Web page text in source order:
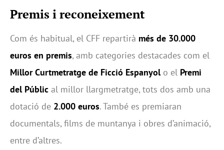
Premis i reconeixement
Com és habitual, el CFF repartirà més de 30.000
euros en premis, amb categories destacades com el
Millor Curtmetratge de Ficció Espanyolo el Premi
del Públic al millor llargmetratge, tots dos amb una
dotació de 2.000 euros. També es premiaran
documentals, films de muntanya i obres d’animació,
entre d’altres.